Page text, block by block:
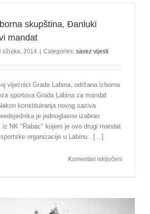
skupština, Đanluki
mandat
ožujka, 2014 Categories: savez vijesti
vijećnici Grada Labina, održana izborna
sportova Grada Labina za mandat
konstituiranja novog saziva
je jednoglasno izabran
NK "Rabac" kojem je ovo drugi mandat
organizacije u Labinu. […]
Komentari isključeni
Đanluki